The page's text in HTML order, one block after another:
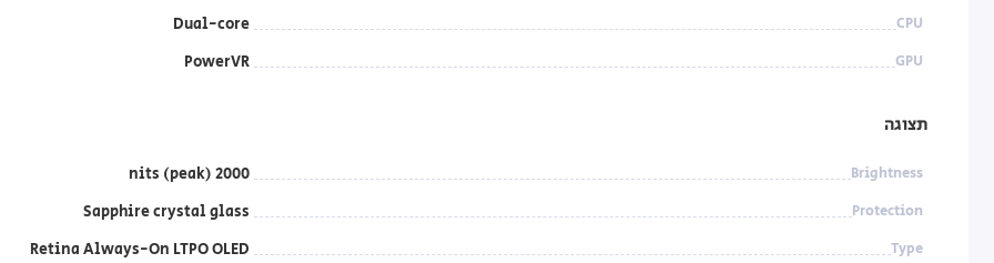
CPU
Dual-core
GPU
PowerVR
תצוגה
Brightness
2000 nits (peak)
Protection
Sapphire crystal glass
Type
Retina Always-On LTPO OLED